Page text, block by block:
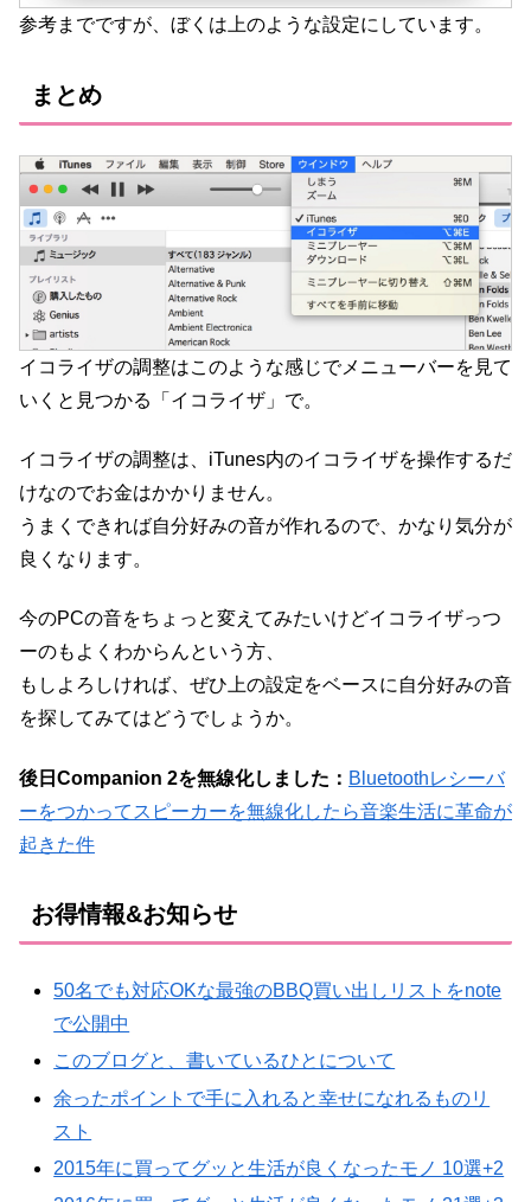
参考までですが、ぼくは上のような設定にしています。
まとめ
イコライザの調整はこのような感じでメニューバーを見て
いくと見つかる「イコライザ」で。
イコライザの調整は、iTunes内のイコライザを操作するだ
けなのでお金はかかりません。
うまくできれば自分好みの音が作れるので、かなり気分が
良くなります。
今のPCの音をちょっと変えてみたいけどイコライザっつ
ーのもよくわからんという方、
もしよろしければ、ぜひ上の設定をベースに自分好みの音
を探してみてはどうでしょうか。
後日Companion 2を無線化しました： Bluetoothレシーバ
ーをつかってスピーカーを無線化したら音楽生活に革命が
起きた件
お得情報&お知らせ
50名でも対応OKな最強のBBQ買い出しリストをnote
で公開中
このブログと、書いているひとについて
余ったポイントで手に入れると幸せになれるものリ
スト
2015年に買ってグッと生活が良くなったモノ 10選+2